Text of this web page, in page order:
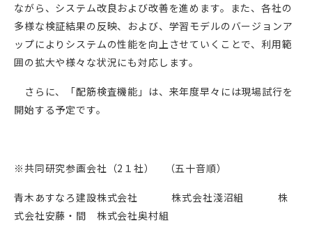
ながら、システム改良および改善を進めます。また、各社の
多様な検証結果の反映、および、学習モデルのバージョンア
ップによりシステムの性能を向上させていくことで、利用範
囲の拡大や様々な状況にも対応します。
さらに、「配筋検査機能」は、来年度早々には現場試行を
開始する予定です。
※共同研究参画会社（2 １社） （五十音順）
青木あすなろ建設株式会社 株式会社淺沼組 株
式会社安藤・間 株式会社奥村組